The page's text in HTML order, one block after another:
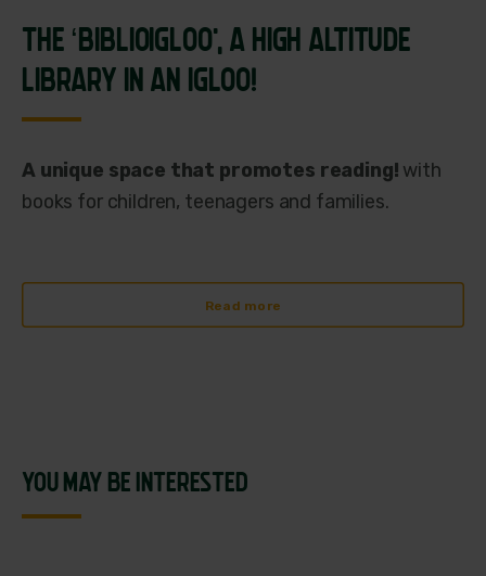
THE ‘BIBLIOIGLOO’, A HIGH ALTITUDE
LIBRARY IN AN IGLOO!
A unique space that promotes reading! with
books for children, teenagers and families.
Read more
YOU MAY BE INTERESTED